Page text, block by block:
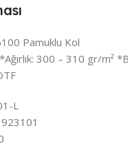
Pamuklu Kol
300 – 310 gr/m²
L
923101